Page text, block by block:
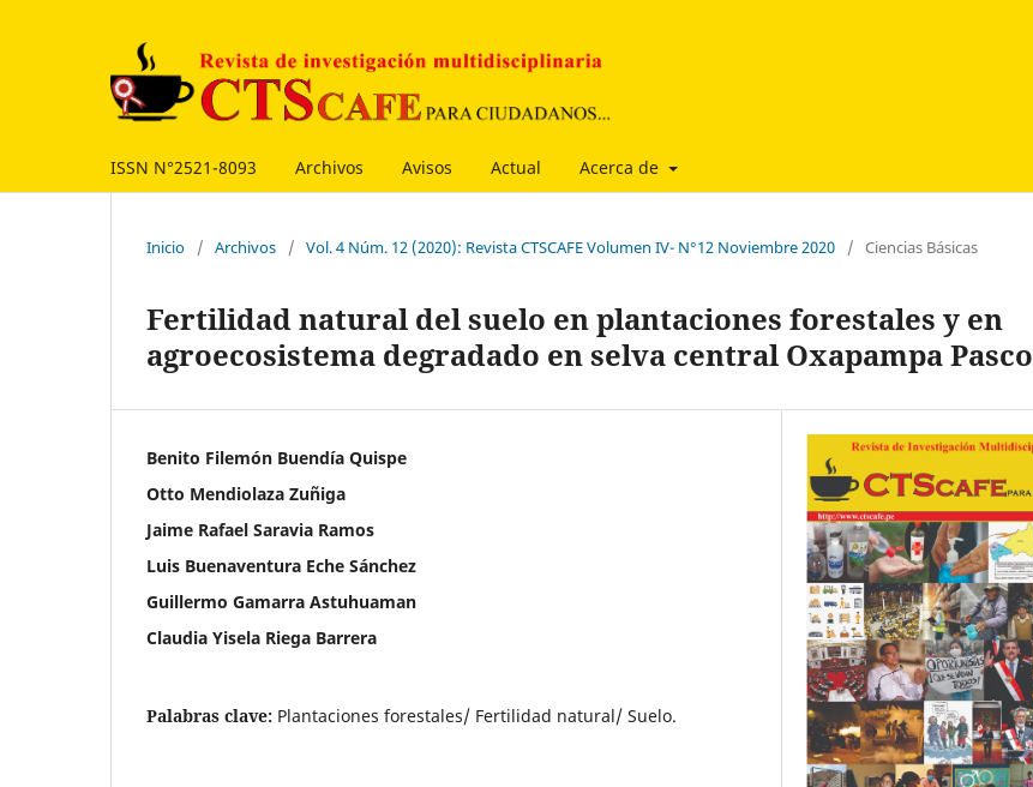
ISSN N°2521-8093 Archivos Avisos Actual Acerca de
Inicio / Archivos / Vol. 4 Núm. 12 (2020): Revista CTSCAFE Volumen IV- N°12 Noviembre 2020 / Ciencias Básicas
Fertilidad natural del suelo en plantaciones forestales y en
agroecosistema degradado en selva central Oxapampa Pasco
Benito Filemón Buendía Quispe
Otto Mendiolaza Zuñiga
Jaime Rafael Saravia Ramos
Luis Buenaventura Eche Sánchez
Guillermo Gamarra Astuhuaman
Claudia Yisela Riega Barrera
Palabras clave: Plantaciones forestales/ Fertilidad natural/ Suelo.